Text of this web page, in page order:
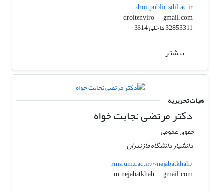
droitpublic.sdil.ac.ir
droitenviro
gmail.com
بیشتر
هیات تحریریه
دکتر مرتضی نجابت خواه
حقوق عمومی
دانشیار دانشگاه مازندران
rms.umz.ac.ir/~nejabatkhah/
m.nejabatkhah
gmail.com